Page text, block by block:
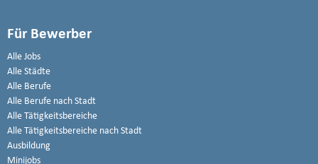
Für Bewerber
Alle Jobs
Alle Städte
Alle Berufe
Alle Berufe nach Stadt
Alle Tätigkeitsbereiche
Alle Tätigkeitsbereiche nach Stadt
Ausbildung
Minijobs